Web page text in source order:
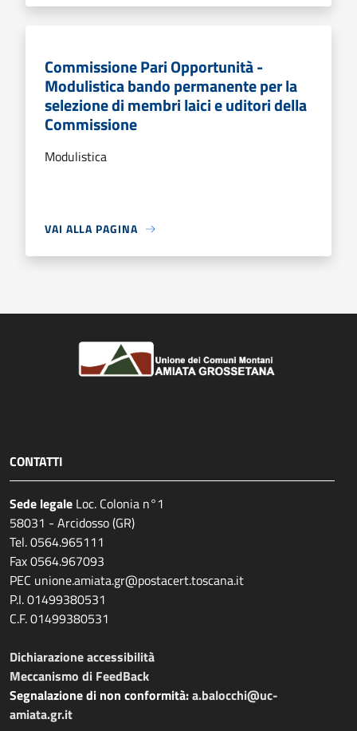
Commissione Pari Opportunità -
Modulistica bando permanente per la
selezione di membri laici e uditori della
Commissione
Modulistica
VAI ALLA PAGINA
CONTATTI
Sede legale Loc. Colonia n°1
58031 - Arcidosso (GR)
Tel. 0564.965111
Fax 0564.967093
PEC unione.amiata.gr@postacert.toscana.it
P.I. 01499380531
C.F. 01499380531
Dichiarazione accessibilità
Meccanismo di FeedBack
Segnalazione di non conformità:a.balocchi@uc-
amiata.gr.it